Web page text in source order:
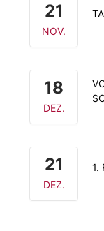
21
NOV.
18
DEZ.
21
DEZ.
1.